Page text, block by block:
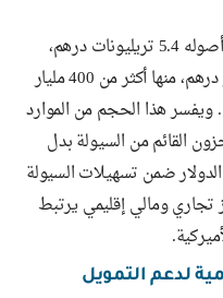
يحتفظ القطاع المصرفي، الذي تتجاوز أصوله 5.4 تريليونات درهم،
بسيولة وأصول مؤهلة تقارب 920 مليار درهم، منها أكثر من 400 مليار
هذا الحجم من الموارد
القائم من السيولة بدل
ضمن تسهيلات السيولة
تجاري ومالي إقليمي يرتبط
لدعم التمويل